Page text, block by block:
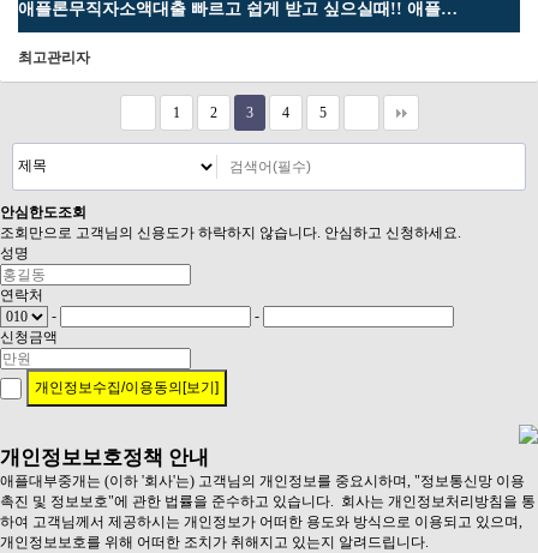
애플론무직자소액대출 빠르고 쉽게 받고 싶으실때!! 애플…
최고관리자
1 2 3 4 5
안심한도조회
조회만으로 고객님의 신용도가 하락하지 않습니다. 안심하고 신청하세요.
성명
연락처
-
-
신청금액
개인정보수집/이용동의[보기]
개인정보보호정책 안내
애플대부중개는 (이하 '회사'는) 고객님의 개인정보를 중요시하며, "정보통신망 이용
촉진 및 정보보호"에 관한 법률을 준수하고 있습니다. 회사는 개인정보처리방침을 통
하여 고객님께서 제공하시는 개인정보가 어떠한 용도와 방식으로 이용되고 있으며,
개인정보보호를 위해 어떠한 조치가 취해지고 있는지 알려드립니다.